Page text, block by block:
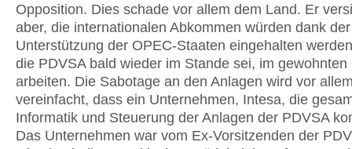
Opposition. Dies schade vor allem dem Land. Er
aber, die internationalen Abkommen würden dank der
Unterstützung der OPEC-Staaten eingehalten
die PDVSA bald wieder im Stande sei, im gewohnten
arbeiten. Die Sabotage an den Anlagen wird vor
vereinfacht, dass ein Unternehmen, Intesa, die
Informatik und Steuerung der Anlagen der PDVSA
Das Unternehmen war vom Ex-Vorsitzenden der